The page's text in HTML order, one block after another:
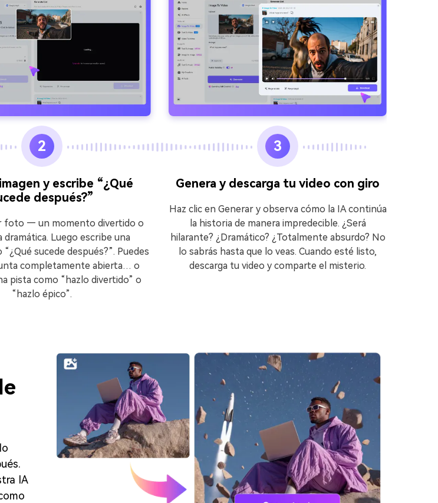
2
y escribe “¿Qué
después?”
foto — un momento divertido o
dramática. Luego escribe una
sucede después?”. Puedes
completamente abierta… o
pista como “hazlo divertido” o
“hazlo épico”.
3
Genera y descarga tu video con giro
Haz clic en Generar y observa cómo la IA continúa
la historia de manera impredecible. ¿Será
hilarante? ¿Dramático? ¿Totalmente absurdo? No
lo sabrás hasta que lo veas. Cuando esté listo,
descarga tu video y comparte el misterio.
IA